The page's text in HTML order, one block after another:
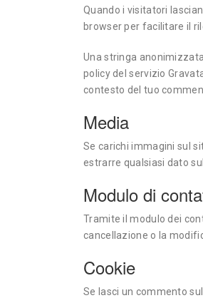
Quando i visitatori
browser per facilitare il
Una stringa
policy del servizio
contesto del tuo
Media
Se carichi immagini sul
estrarre qualsiasi dato
Modulo di
Tramite il modulo dei
cancellazione o la
Cookie
Se lasci un commento